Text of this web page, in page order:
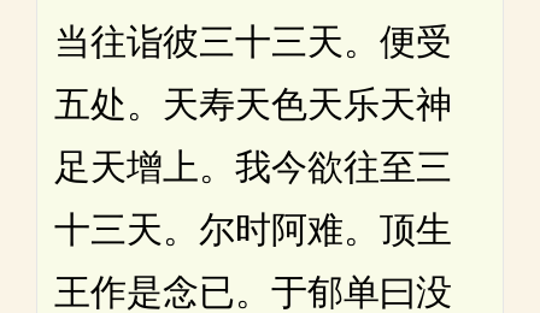
当往诣彼三十三天。便受
五处。天寿天色天乐天神
足天增上。我今欲往至三
十三天。尔时阿难。顶生
王作是念已。于郁单曰没